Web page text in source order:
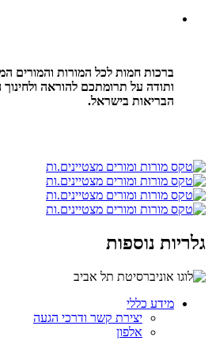
ברכות חמות לכל המורות והמורים
ותודה על תרומתכם להוראה
הבריאות בישראל.
גלריות נוספות
מידע כללי
יצירת קשר ודרכי הגעה
אלפון